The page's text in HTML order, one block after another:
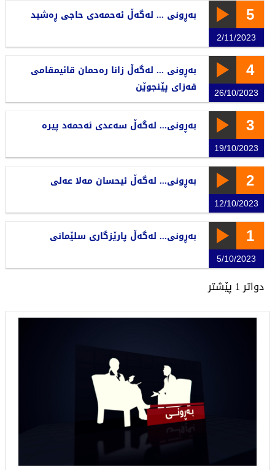
5
2/11/2023
بەڕونی ... لەگەڵ ئەحمەدی حاجی ڕەشید
4
26/10/2023
بەڕونی ... لەگەڵ زانا رەحمان قائیمقامی
قەزای پێنجوێن
3
19/10/2023
بەڕونی... لەگەڵ سەعدی ئەحمەد پیرە
2
12/10/2023
بەڕونی... لەگەڵ ئیحسان مەلا عەلی
1
5/10/2023
بەڕونی... لەگەڵ پارێزگاری سلێمانی
دواتر 1 پێشتر